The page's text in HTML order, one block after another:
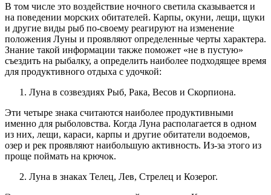
В том числе это воздействие ночного светила сказывается и
на поведении морских обитателей. Карпы, окуни, лещи, щуки
и другие виды рыб по-своему реагируют на изменение
положения Луны и проявляют определенные черты характера.
Знание такой информации также поможет «не в пустую»
съездить на рыбалку, а определить наиболее подходящее время
для продуктивного отдыха с удочкой:
Луна в созвездиях Рыб, Рака, Весов и Скорпиона.
Эти четыре знака считаются наиболее продуктивными
именно для рыболовства. Когда Луна располагается в одном
из них, лещи, караси, карпы и другие обитатели водоемов,
озер и рек проявляют наибольшую активность. Из-за этого из
проще поймать на крючок.
Луна в знаках Телец, Лев, Стрелец и Козерог.